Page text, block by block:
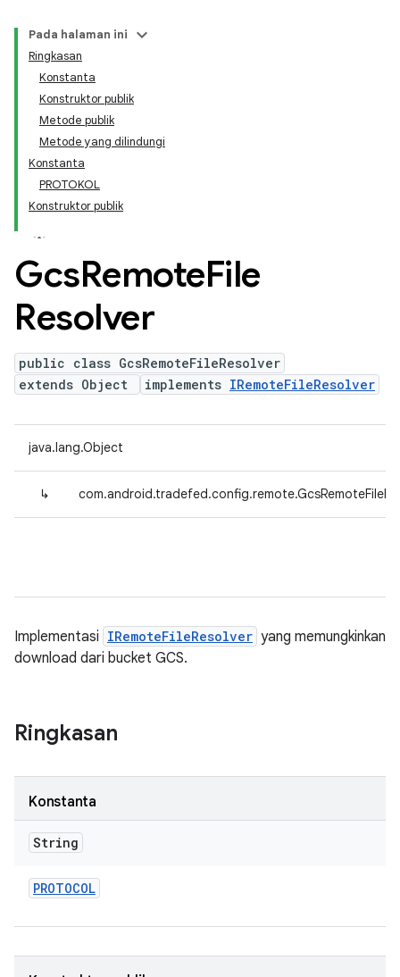
Pada halaman ini
Ringkasan
Konstanta
Konstruktor publik
Metode publik
Metode yang dilindungi
Konstanta
PROTOKOL
Konstruktor publik
GcsRemoteFile
Resolver
public class GcsRemoteFileResolver
extends Object
implements IRemoteFileResolver
java.lang.Object
↳
Implementasi IRemoteFileResolver yang memungkinkan
download dari bucket GCS.
Ringkasan
Konstanta
String
PROTOCOL